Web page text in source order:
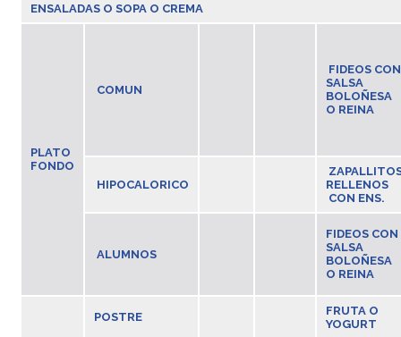
ENSALADAS O SOPA O CREMA
PLATO
FONDO
COMUN
FIDEOS CON
SALSA
BOLOÑESA
O REINA
HIPOCALORICO
RELLENOS
CON ENS.
ALUMNOS
FIDEOS CON
SALSA
BOLOÑESA
O REINA
POSTRE
FRUTA O
YOGURT